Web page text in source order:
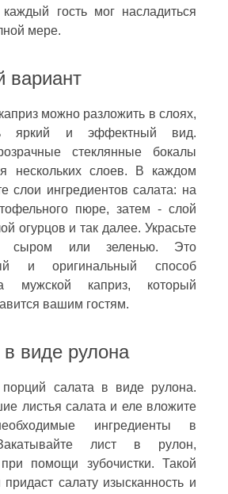
гость мог насладиться
мере.
вариант
можно разложить в слоях,
яркий и эффектный вид.
стеклянные бокалы
нескольких слоев. В каждом
слои ингредиентов салата: на
пюре, затем - слой
огурцов и так далее. Украсьте
сыром или зеленью. Это
и оригинальный способ
мужской каприз, который
вашим гостям.
виде рулона
салата в виде рулона.
листья салата и еле вложите
ингредиенты в
лист в рулон,
помощи зубочистки. Такой
салату изысканность и